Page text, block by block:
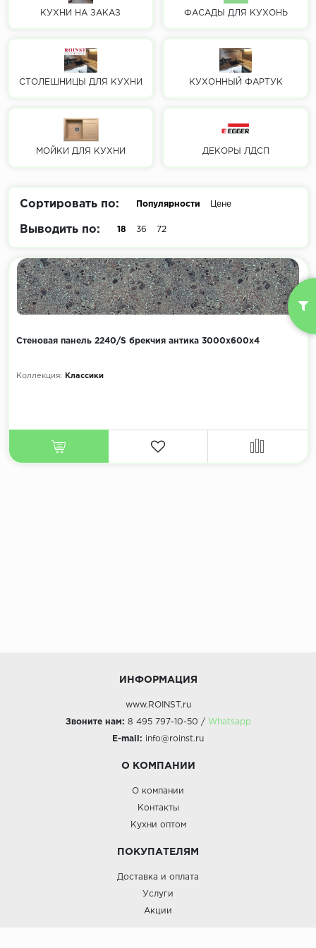
КУХНИ НА ЗАКАЗ ФАСАДЫ ДЛЯ КУХОНЬ
СТОЛЕШНИЦЫ ДЛЯ КУХНИ КУХОННЫЙ ФАРТУК
МОЙКИ ДЛЯ КУХНИ ДЕКОРЫ ЛДСП
Сортировать по: Популярности Цене
Выводить по: 18 36 72
Стеновая панель 2240/S брекчия антика 3000х600х4
Коллекция: Классики
ИНФОРМАЦИЯ
www.ROINST.ru
Звоните нам: 8 495 797-10-50 / Whatsapp
E-mail: info@roinst.ru
О КОМПАНИИ
О компании
Контакты
Кухни оптом
ПОКУПАТЕЛЯМ
Доставка и оплата
Услуги
Акции